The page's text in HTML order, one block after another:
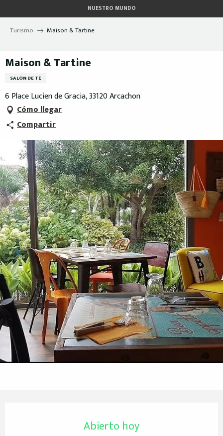
au
contenu
NUESTRO MUNDO
Turismo Maison & Tartine
Maison & Tartine
SALÓN DE TÉ
6 Place Lucien de Gracia, 33120 Arcachon
Cómo llegar
Compartir
Abierto hoy